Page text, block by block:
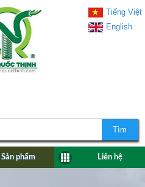
Tiếng Việt
English
Tìm
Sản phẩm Liên hệ